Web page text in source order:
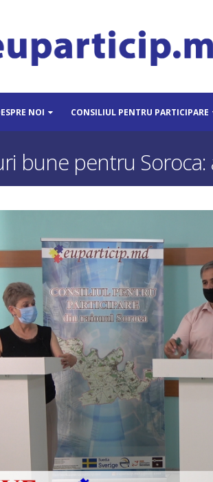
NOI CONSILIUL PENTRU PARTICIPARE
bune pentru Soroca: